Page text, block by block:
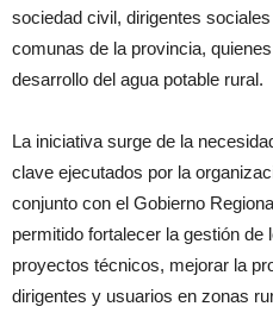
sociedad civil, dirigentes
comunas de la provincia,
desarrollo del agua potable rural.
La iniciativa surge de la
clave ejecutados por la
conjunto con el Gobierno
permitido fortalecer la gestión
proyectos técnicos, mejorar la
dirigentes y usuarios en zonas